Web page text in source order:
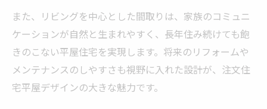
また、リビングを中心とした間取りは、家族のコミュニ
ケーションが自然と生まれやすく、長年住み続けても飽
きのこない平屋住宅を実現します。将来のリフォームや
メンテナンスのしやすさも視野に入れた設計が、注文住
宅平屋デザインの大きな魅力です。